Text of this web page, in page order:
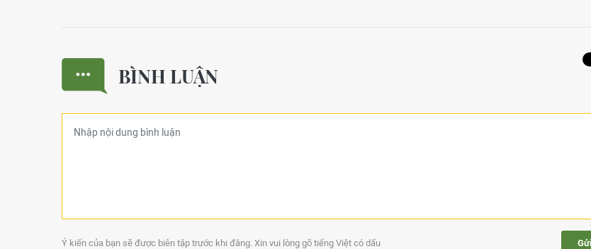
BÌNH LUẬN
Ý kiến của bạn sẽ được biên tập trước khi đăng. Xin vui lòng gõ tiếng Việt có dấu